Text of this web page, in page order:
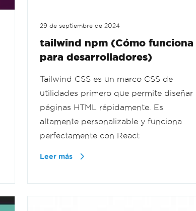
29 de septiembre de 2024
tailwind npm (Cómo funciona
para desarrolladores)
Tailwind CSS es un marco CSS de
utilidades primero que permite diseñar
páginas HTML rápidamente. Es
altamente personalizable y funciona
perfectamente con React
Leer más